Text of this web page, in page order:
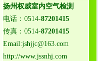
扬州权威室内空气检测
电话：0514-87201415
传真：0514-87201415
Email:jshjjc@163.com
http://www.jssnhj.com